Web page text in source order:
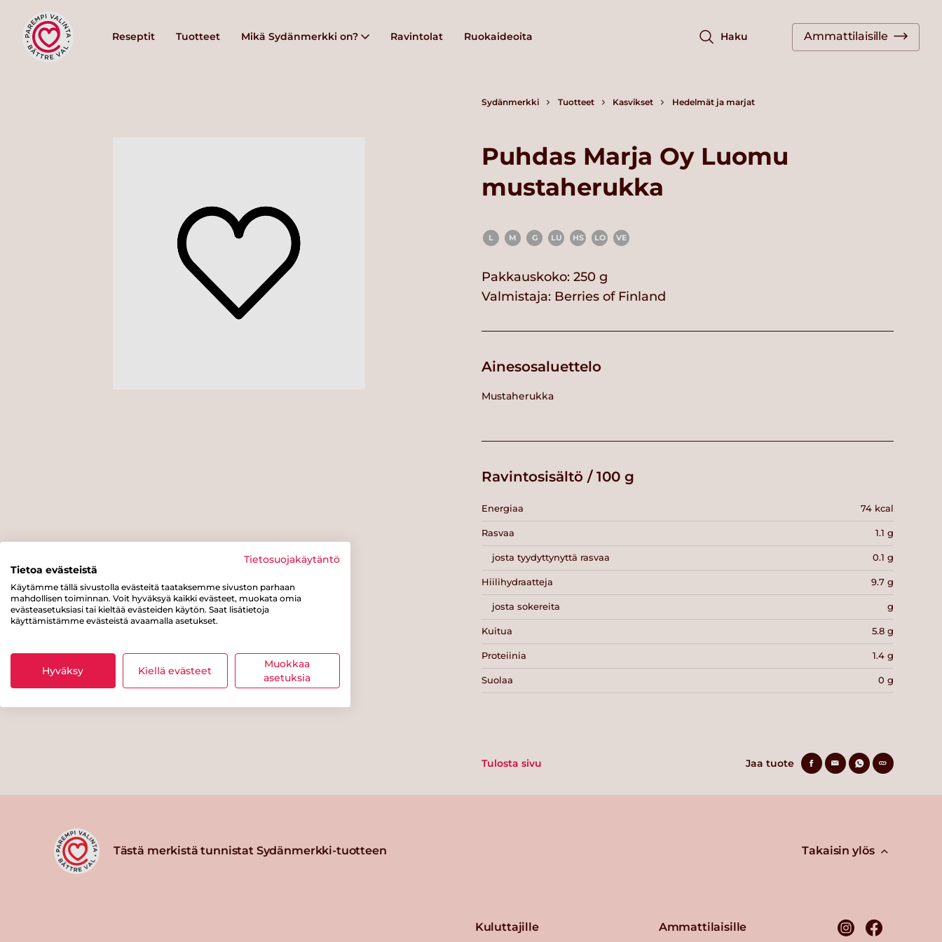
Reseptit Tuotteet Mikä Sydänmerkki on? Ravintolat Ruokaideoita Haku Ammattilaisille
Sydänmerkki Tuotteet Kasvikset Hedelmät ja marjat
Puhdas Marja Oy Luomu
mustaherukka
L M G LU HS LO VE
Pakkauskoko: 250 g
Valmistaja: Berries of Finland
Ainesosaluettelo
Mustaherukka
Ravintosisältö / 100 g
Energiaa 74 kcal
Rasvaa 1.1 g
josta tyydyttynyttä rasvaa 0.1 g
Hiilihydraatteja 9.7 g
josta sokereita g
Kuitua 5.8 g
Proteiinia 1.4 g
Suolaa 0 g
Tulosta sivu Jaa tuote
Tästä merkistä tunnistat Sydänmerkki-tuotteen Takaisin ylös
Kuluttajille Ammattilaisille
Tietosuojakäytäntö
Tietoa evästeistä
Käytämme tällä sivustolla evästeitä taataksemme sivuston parhaan
mahdollisen toiminnan. Voit hyväksyä kaikki evästeet, muokata omia
evästeasetuksiasi tai kieltää evästeiden käytön. Saat lisätietoja
käyttämistämme evästeistä avaamalla asetukset.
Hyväksy Kiellä evästeet
Muokkaa
asetuksia